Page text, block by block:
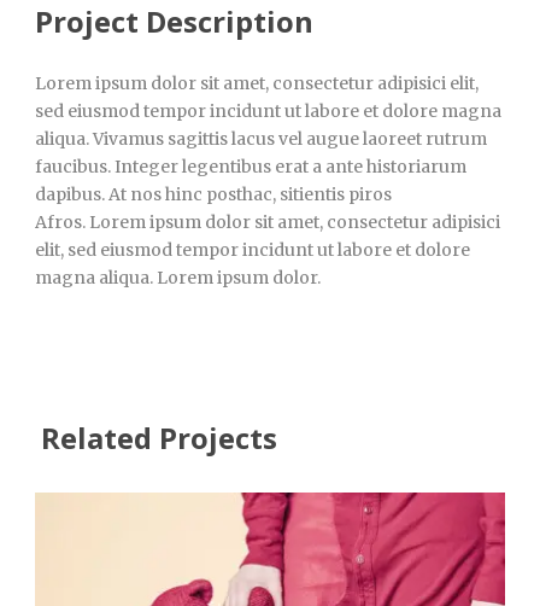
Project Description
Lorem ipsum dolor sit amet, consectetur adipisici elit,
sed eiusmod tempor incidunt ut labore et dolore magna
aliqua. Vivamus sagittis lacus vel augue laoreet rutrum
faucibus. Integer legentibus erat a ante historiarum
dapibus. At nos hinc posthac, sitientis piros
Afros. Lorem ipsum dolor sit amet, consectetur adipisici
elit, sed eiusmod tempor incidunt ut labore et dolore
magna aliqua. Lorem ipsum dolor.
Related Projects